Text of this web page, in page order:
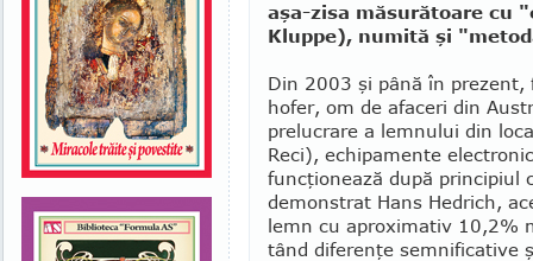
aşa-zisa măsurătoare cu
Kluppe), numită şi
Din 2003 şi până în
hofer, om de afaceri din
pre­lucrare a lemnului din
Reci), echipamente
funcţionează după principiul
demonstrat Hans Hedrich,
lemn cu aproximativ 10,2%
tând diferenţe semnificative